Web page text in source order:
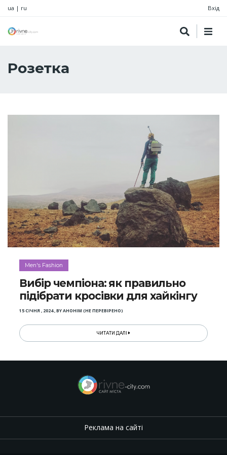
ua | ru Вхід
Розетка
Men's Fashion
Вибір чемпіона: як правильно
підібрати кросівки для хайкінгу
15 СІЧНЯ , 2024,BYАНОНІМ (НЕ ПЕРЕВІРЕНО)
ЧИТАТИ ДАЛІ
Реклама на сайті